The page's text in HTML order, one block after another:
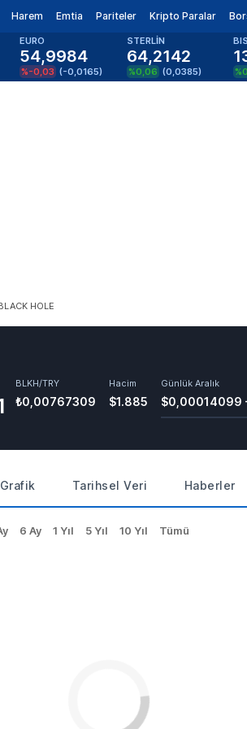
Harem Emtia Pariteler Kripto Paralar
EURO
54,9984
%-0,03 (-0,0165)
STERLİN
64,2142
%0,06 (0,0385)
HOLE
BLKH/TRY
₺0,00767309
Hacim
$1.885
Günlük Aralık
$0,00014099
Tarihsel Veri Haberler
6 Ay 1 Yıl 5 Yıl 10 Yıl Tümü